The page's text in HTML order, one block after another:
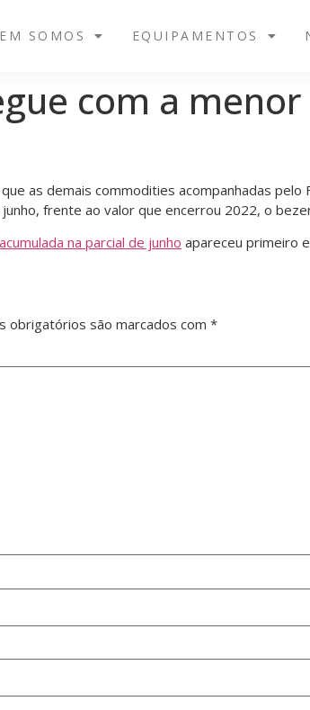
SOMOS EQUIPAMENTOS
com a
as demais commodities acompanhadas
frente ao valor que encerrou 2022, o
na parcial de junho apareceu primeiro
obrigatórios são marcados com *